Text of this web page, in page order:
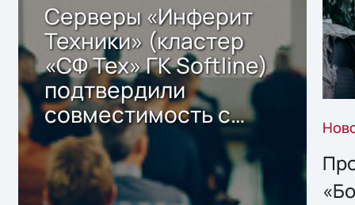
Серверы «Инферит
Техники» (кластер
«СФ Тех» ГК Softline)
подтвердили
совместимость с
решением Sharx
Storage 2.x для
хранения данных